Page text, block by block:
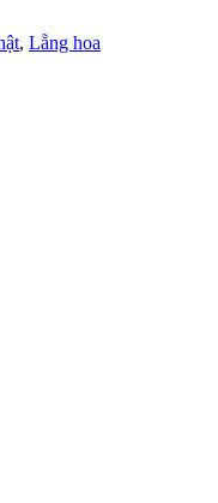
, Lẵng hoa